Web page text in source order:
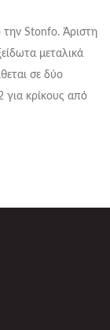
την Stonfo. Άριστη
μεταλικά
σε δύο
για κρίκους από